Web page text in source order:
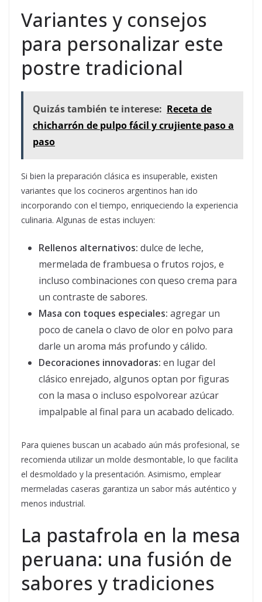
Variantes y consejos
para personalizar este
postre tradicional
Quizás también te interese: Receta de
chicharrón de pulpo fácil y crujiente paso a
paso
Si bien la preparación clásica es insuperable, existen
variantes que los cocineros argentinos han ido
incorporando con el tiempo, enriqueciendo la experiencia
culinaria. Algunas de estas incluyen:
Rellenos alternativos: dulce de leche,
mermelada de frambuesa o frutos rojos, e
incluso combinaciones con queso crema para
un contraste de sabores.
Masa con toques especiales: agregar un
poco de canela o clavo de olor en polvo para
darle un aroma más profundo y cálido.
Decoraciones innovadoras: en lugar del
clásico enrejado, algunos optan por figuras
con la masa o incluso espolvorear azúcar
impalpable al final para un acabado delicado.
Para quienes buscan un acabado aún más profesional, se
recomienda utilizar un molde desmontable, lo que facilita
el desmoldado y la presentación. Asimismo, emplear
mermeladas caseras garantiza un sabor más auténtico y
menos industrial.
La pastafrola en la mesa
peruana: una fusión de
sabores y tradiciones